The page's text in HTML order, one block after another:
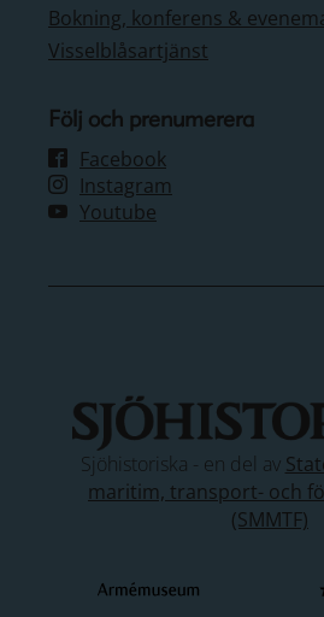
Bokning, konferens &
Visselblåsartjänst
Följ och prenumerera
Facebook
Instagram
Youtube
Sjöhistoriska - en del av
maritim, transport- och
(SMMTF)